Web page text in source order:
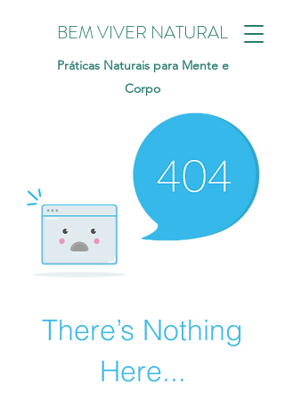
BEM VIVER NATURAL
Práticas Naturais para Mente e
Corpo
There’s Nothing
Here...